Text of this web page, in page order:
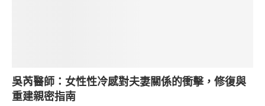
吳芮醫師：女性性冷感對夫妻關係的衝擊，修復與
重建親密指南